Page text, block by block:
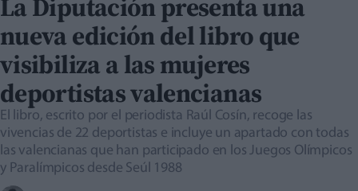
La Diputación presenta una
nueva edición del libro que
visibiliza a las mujeres
deportistas valencianas
El libro, escrito por el periodista Raúl Cosín, recoge las
vivencias de 22 deportistas e incluye un apartado con todas
las valencianas que han participado en los Juegos Olímpicos
y Paralímpicos desde Seúl 1988